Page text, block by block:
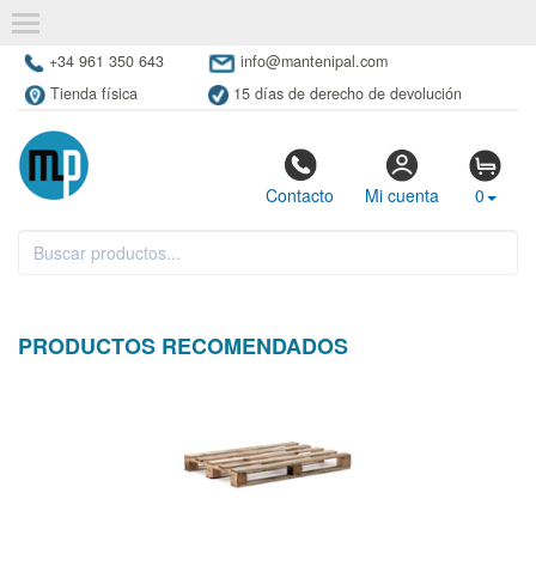
+34 961 350 643
info@mantenipal.com
Tienda física
15 días de derecho de devolución
Contacto Mi cuenta 0
PRODUCTOS RECOMENDADOS